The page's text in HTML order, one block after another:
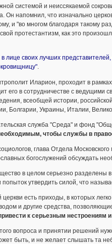
системой и неиссякаемой
напомнил, что изначально
и "во многом благодаря такому
протестантизм, как это
лице своих лучших
.
Иларион, проходит в
в сотрудничестве с ведущими
всеобщей истории,
Болгарии, Украины, Италии,
служба "Среда" и фонд
чтобы службы в
глава Отдела
богослужений обсуждать
в целом серьезно разделены
утвердить силой, что
есть приходы, в которых
и другие средства,
к серьезным нестроениям
вопроса и принятии решений
быть, и не желает слышать та